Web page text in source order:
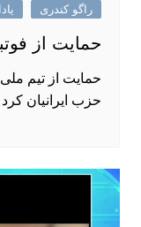
راگو کندری
حمایت از
حمایت از تیم
حزب ایرانیان